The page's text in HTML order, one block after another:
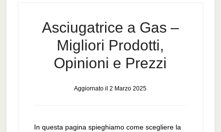
Asciugatrice a Gas –
Migliori Prodotti,
Opinioni e Prezzi
Aggiornato il2 Marzo 2025
In questa pagina spieghiamo come scegliere la